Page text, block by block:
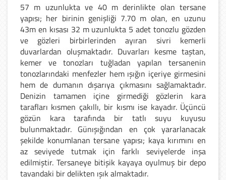
57 m uzunlukta ve 40 m derinlikte olan tersane
yapısı; her birinin genişliği 7.70 m olan, en uzunu
43m en kısası 32 m uzunlukta 5 adet tonozlu gözden
ve gözleri birbirlerinden ayıran sivri kemerli
duvarlardan oluşmaktadır. Duvarları kesme taştan,
kemer ve tonozları tuğladan yapılan tersanenin
tonozlarındaki menfezler hem ışığın içeriye girmesini
hem de dumanın dışarıya çıkmasını sağlamaktadır.
Denizin tamamen içine girmediği gözlerin kara
tarafları kısmen çakıllı, bir kısmı ise kayadır. Üçüncü
gözün kara tarafında bir tatlı suyu kuyusu
bulunmaktadır. Günışığından en çok yararlanacak
şekilde konumlanan tersane yapısı; kaya kırımını en
az seviyede tutmak için farklı seviyelerde inşa
edilmiştir. Tersaneye bitişik kayaya oyulmuş bir depo
tavandaki bir delikten ışık almaktadır.